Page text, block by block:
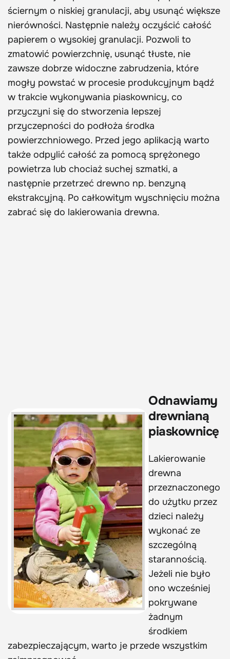
ściernym o niskiej granulacji, aby usunąć większe
nierówności. Następnie należy oczyścić całość
papierem o wysokiej granulacji. Pozwoli to
zmatowić powierzchnię, usunąć tłuste, nie
zawsze dobrze widoczne zabrudzenia, które
mogły powstać w procesie produkcyjnym bądź
w trakcie wykonywania piaskownicy, co
przyczyni się do stworzenia lepszej
przyczepności do podłoża środka
powierzchniowego. Przed jego aplikacją warto
także odpylić całość za pomocą sprężonego
powietrza lub chociaż suchej szmatki, a
następnie przetrzeć drewno np. benzyną
ekstrakcyjną. Po całkowitym wyschnięciu można
zabrać się do lakierowania drewna.
Odnawiamy
drewnianą
piaskownicę
Lakierowanie
drewna
przeznaczonego
do użytku przez
dzieci należy
wykonać ze
szczególną
starannością.
Jeżeli nie było
ono wcześniej
pokrywane
żadnym
środkiem
zabezpieczającym, warto je przede wszystkim